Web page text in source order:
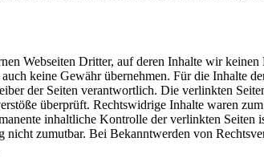
Webseiten Dritter, auf deren Inhalte wir keinen
keine Gewähr übernehmen. Für die Inhalte
der Seiten verantwortlich. Die verlinkten
überprüft. Rechtswidrige Inhalte waren
inhaltliche Kontrolle der verlinkten Seiten
nicht zumutbar. Bei Bekanntwerden von